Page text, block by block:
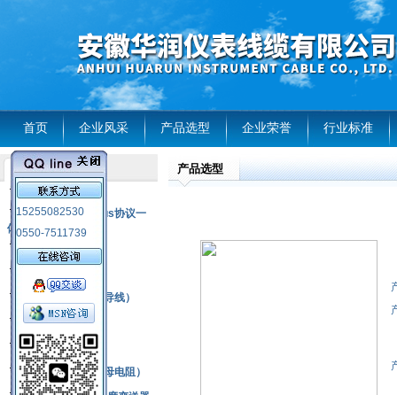
首页 企业风采 产品选型 企业荣誉 行业标准
15255082530
0550-7511739
产品列表
风电温度传感器
RS485通讯modbus协议一
体化现场智能仪表
热电偶
热电偶补偿电缆（导线）
振动传感器
热电阻
铂热电阻元件（云母电阻）
产品选型